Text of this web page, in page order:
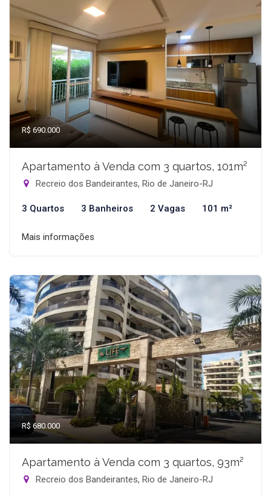
R$ 690.000
Apartamento à Venda com 3 quartos, 101m²
Recreio dos Bandeirantes, Rio de Janeiro-RJ
3 Quartos 3 Banheiros 2 Vagas 101 m²
Mais informações
R$ 680.000
Apartamento à Venda com 3 quartos, 93m²
Recreio dos Bandeirantes, Rio de Janeiro-RJ